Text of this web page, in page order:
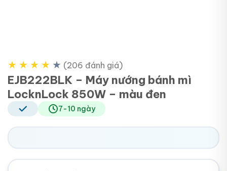
★ ★ ★ ★ ★ (206 đánh giá)
EJB222BLK – Máy nướng bánh mì
LocknLock 850W – màu đen
7-10 ngày